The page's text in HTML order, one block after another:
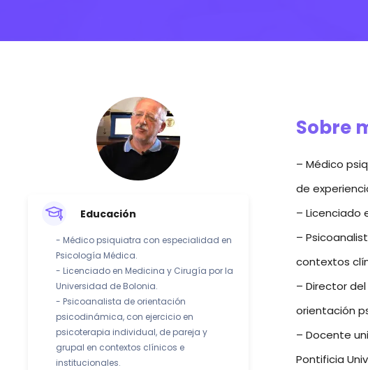
Educación
- Médico psiquiatra con especialidad en
Psicología Médica.
- Licenciado en Medicina y Cirugía por la
Universidad de Bolonia.
- Psicoanalista de orientación
psicodinámica, con ejercicio en
psicoterapia individual, de pareja y
grupal en contextos clínicos e
institucionales.
Sobre
– Médico
de
– Licenciado
–
contextos
– Director
orientación
– Docente
Pontificia